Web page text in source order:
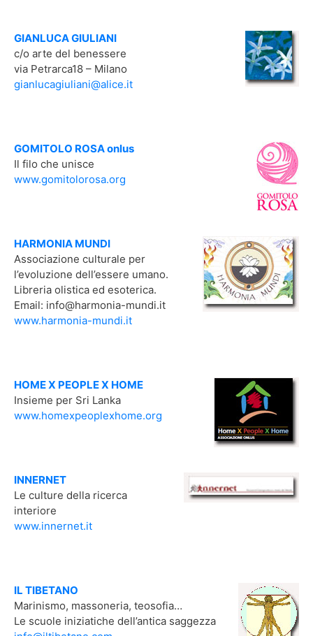
GIANLUCA GIULIANI
c/o arte del benessere
via Petrarca18 – Milano
gianlucagiuliani@alice.it
GOMITOLO ROSA onlus
Il filo che unisce
www.gomitolorosa.org
HARMONIA MUNDI
Associazione culturale per
l’evoluzione dell’essere umano.
Libreria olistica ed esoterica.
Email: info@harmonia-mundi.it
www.harmonia-mundi.it
HOME X PEOPLE X HOME
Insieme per Sri Lanka
www.homexpeoplexhome.org
INNERNET
Le culture della ricerca
interiore
www.innernet.it
IL TIBETANO
Marinismo, massoneria, teosofia…
Le scuole iniziatiche dell’antica saggezza